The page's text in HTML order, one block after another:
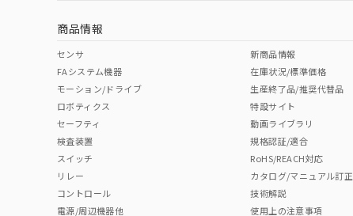
商品情報
センサ
FAシステム機器
モーション/ドライブ
ロボティクス
セーフティ
検査装置
スイッチ
リレー
コントロール
電源/周辺機器他
新商品情報
在庫状況/標準価格
生産終了品/推奨代替品
特設サイト
動画ライブラリ
規格認証/適合
RoHS/REACH対応
カタログ/マニュアル訂正
技術解説
使用上の注意事項